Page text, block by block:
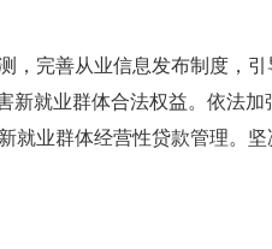
完善从业信息发布制度，引
新就业群体合法权益。依法
就业群体经营性贷款管理。